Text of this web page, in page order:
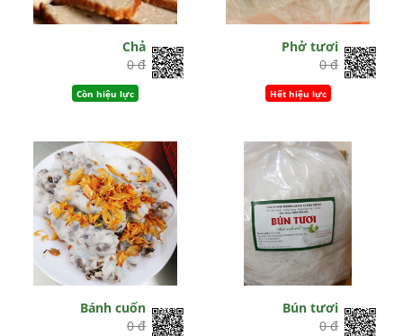
Chả
0 đ
Còn hiệu lực
Phở tươi
0 đ
Hết hiệu lực
Bánh cuốn
0 đ
Bún tươi
0 đ